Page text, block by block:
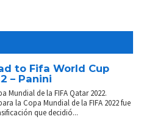
to Fifa World Cup
– Panini
Mundial de la FIFA Qatar 2022.
la Copa Mundial de la FIFA 2022 fue
que decidió...